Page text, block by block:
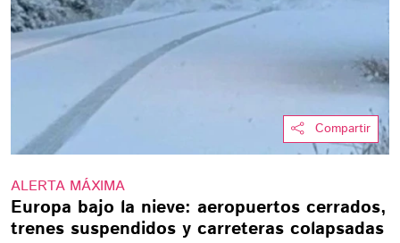
Compartir
ALERTA MÁXIMA
Europa bajo la nieve: aeropuertos cerrados,
trenes suspendidos y carreteras colapsadas